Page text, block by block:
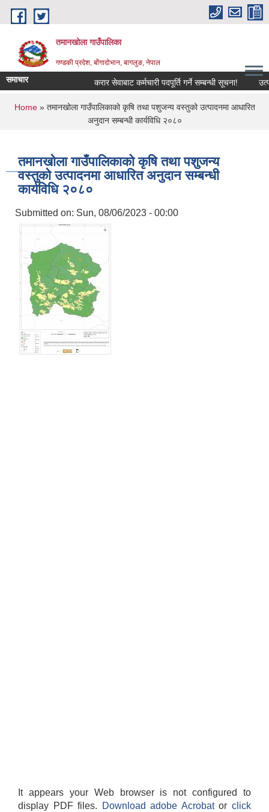
Skip to main content
तमानखोला गाउँपालिका
गण्डकी प्रदेश, बोंगादोभान, बागलुङ, नेपाल
समाचार करार सेवाबाट कर्मचारी पदपूर्ति गर्ने सम्बन्धी सूचना!
You are here
Home» तमानखोला गाउँपालिकाको कृषि तथा पशुजन्य वस्तुको उत्पादनमा आधारित
अनुदान सम्बन्धी कार्यविधि २०८०
तमानखोला गाउँपालिकाको कृषि तथा पशुजन्य
वस्तुको उत्पादनमा आधारित अनुदान सम्बन्धी
कार्यविधि २०८०
Submitted on: Sun, 08/06/2023 - 00:00
It appears your Web browser is not configured to
display PDF files.
Download adobe Acrobatorclick